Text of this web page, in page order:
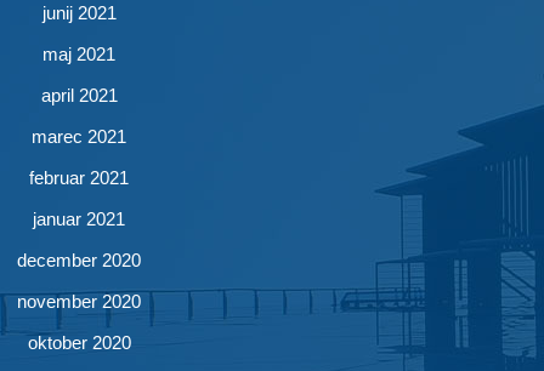
junij 2021
maj 2021
april 2021
marec 2021
februar 2021
januar 2021
december 2020
november 2020
oktober 2020